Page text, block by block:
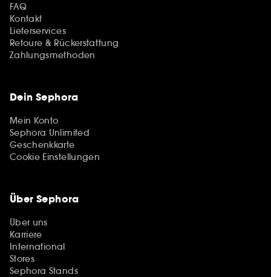
FAQ
Kontakt
Lieferservices
Retoure & Rückerstattung
Zahlungsmethoden
Dein Sephora
Mein Konto
Sephora Unlimited
Geschenkkarte
Cookie Einstellungen
Über Sephora
Über uns
Karriere
International
Stores
Sephora Stands